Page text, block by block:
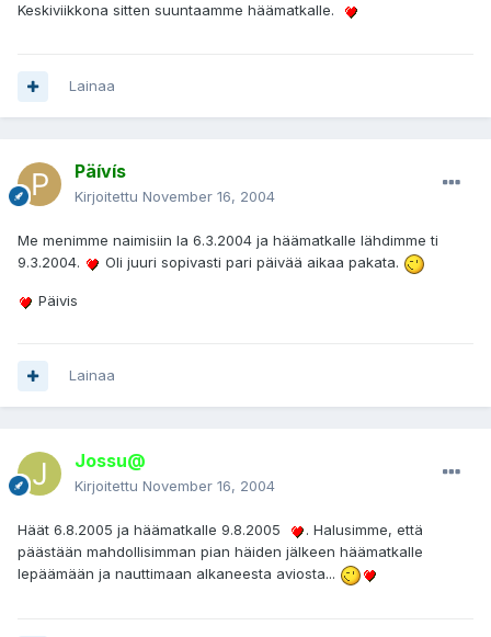
Keskiviikkona sitten suuntaamme häämatkalle.
Lainaa
Päívís
Kirjoitettu November 16, 2004
Me menimme naimisiin la 6.3.2004 ja häämatkalle lähdimme ti
9.3.2004.
Oli juuri sopivasti pari päivää aikaa pakata.
Päivis
Lainaa
Jossu@
Kirjoitettu November 16, 2004
Häät 6.8.2005 ja häämatkalle 9.8.2005
. Halusimme, että
päästään mahdollisimman pian häiden jälkeen häämatkalle
lepäämään ja nauttimaan alkaneesta aviosta...